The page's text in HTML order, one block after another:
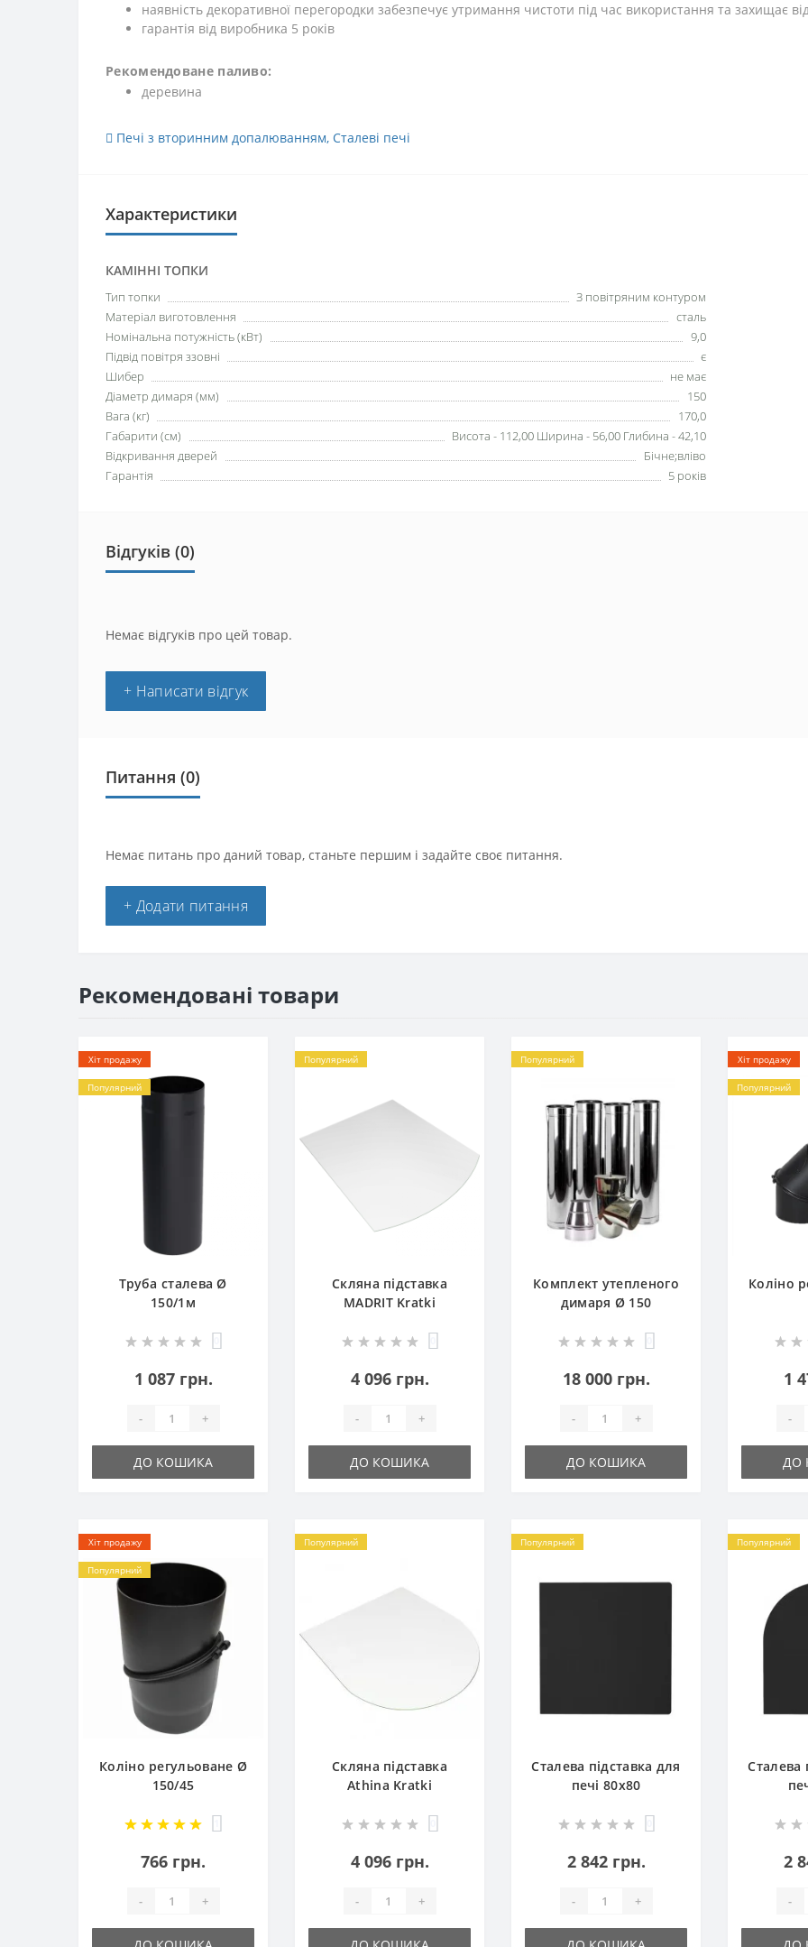
наявність декоративної перегородки забезпечує утримання чистоти під час використання та захищає
гарантія від виробника 5 років
Рекомендоване паливо:
деревина
Печі з вторинним допалюванням, Сталеві печі
Характеристики
КАМІННІ ТОПКИ
Тип топки
З повітряним контуром
Матеріал виготовлення
сталь
Номінальна потужність (кВт)
9,0
Підвід повітря ззовні
є
Шибер
не має
Діаметр димаря (мм)
150
Вага (кг)
170,0
Габарити (см)
Висота - 112,00 Ширина - 56,00 Глибина - 42,10
Відкривання дверей
Бічне;вліво
Гарантія
5 років
Відгуків (0)
Немає відгуків про цей товар.
+ Написати відгук
Питання (0)
Немає питань про даний товар, станьте першим і задайте своє питання.
+ Додати питання
Рекомендовані товари
Хіт продажу
Популярний
Труба сталева Ø
150/1м
1 087 грн.
- +
ДО КОШИКА
Популярний
Скляна підставка
MADRIT Kratki
4 096 грн.
- +
ДО КОШИКА
Популярний
Комплект утепленого
димаря Ø 150
18 000 грн.
- +
ДО КОШИКА
Хіт продажу
Популярний
Коліно
1
-
ДО
Хіт продажу
Популярний
Коліно регульоване Ø
150/45
766 грн.
- +
Популярний
Скляна підставка
Athina Kratki
4 096 грн.
- +
Популярний
Сталева підставка для
печі 80х80
2 842 грн.
- +
Популярний
Сталева
2
-